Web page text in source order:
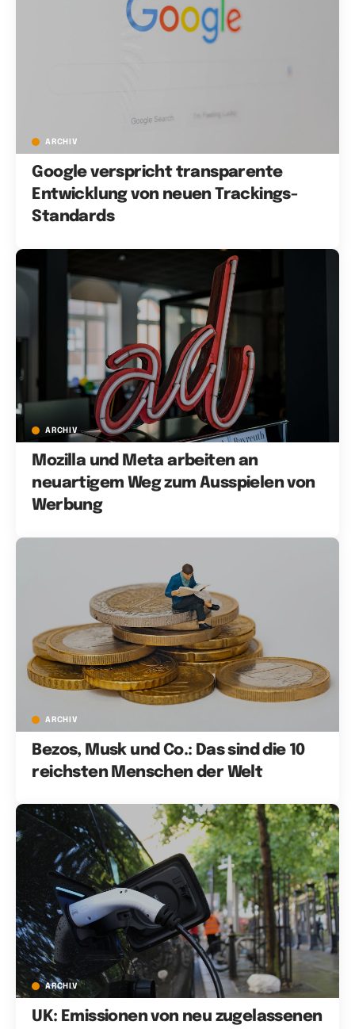
ARCHIV
Google verspricht transparente
Entwicklung von neuen Trackings-
Standards
ARCHIV
Mozilla und Meta arbeiten an
neuartigem Weg zum Ausspielen von
Werbung
ARCHIV
Bezos, Musk und Co.: Das sind die 10
reichsten Menschen der Welt
ARCHIV
UK: Emissionen von neu zugelassenen